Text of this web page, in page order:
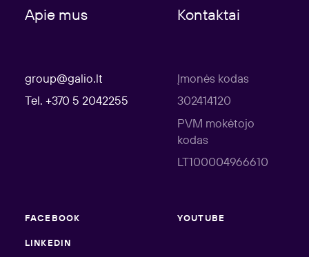
Apie mus
Kontaktai
group@galio.lt
Tel. +370 5 2042255
Įmonės kodas
302414120
PVM mokėtojo
kodas
LT100004966610
FACEBOOK
LINKEDIN
YOUTUBE